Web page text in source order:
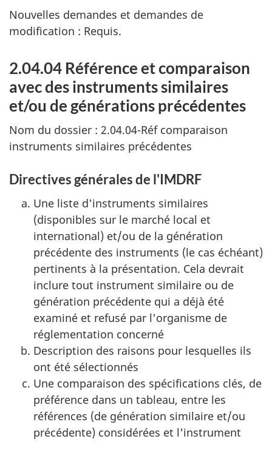
Nouvelles demandes et demandes de
modification : Requis.
2.04.04 Référence et comparaison
avec des instruments similaires
et/ou de générations précédentes
Nom du dossier : 2.04.04-Réf comparaison
instruments similaires précédentes
Directives générales de l'IMDRF
Une liste d'instruments similaires
(disponibles sur le marché local et
international) et/ou de la génération
précédente des instruments (le cas échéant)
pertinents à la présentation. Cela devrait
inclure tout instrument similaire ou de
génération précédente qui a déjà été
examiné et refusé par l'organisme de
réglementation concerné
Description des raisons pour lesquelles ils
ont été sélectionnés
Une comparaison des spécifications clés, de
préférence dans un tableau, entre les
références (de génération similaire et/ou
précédente) considérées et l'instrument